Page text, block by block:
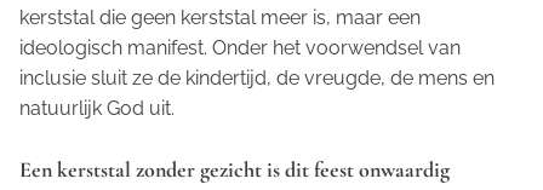
kerststal die geen kerststal meer is, maar een
ideologisch manifest. Onder het voorwendsel van
inclusie sluit ze de kindertijd, de vreugde, de mens en
natuurlijk God uit.
Een kerststal zonder gezicht is dit feest onwaardig